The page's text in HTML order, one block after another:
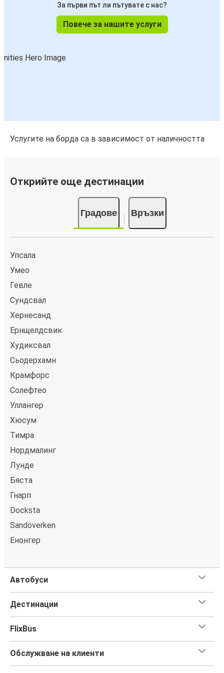
За първи път ли пътувате с нас?
Повече за нашите услуги
Услугите на борда са в зависимост от наличността
Открийте още дестинации
Градове Връзки
Упсала
Умео
Гевле
Сундсвал
Хернесанд
Ернщелдсвик
Худиксвал
Сьодерхамн
Крамфорс
Солефтео
Уллангер
Хюсум
Тимра
Нордмалинг
Лунде
Бяста
Гнарп
Docksta
Sandöverken
Енонгер
Автобуси
Дестинации
FlixBus
Обслужване на клиенти